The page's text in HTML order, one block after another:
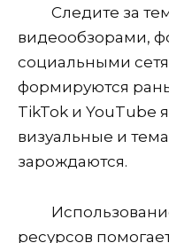
Следите за
видеообзорами,
социальными
формируются
TikTok и YouTube
визуальные и
зарождаются.
ресурсов